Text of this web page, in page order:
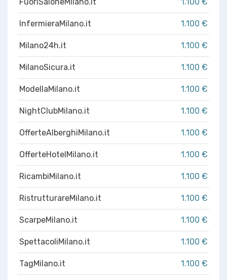
InfermieraMilano.it 1.100 €
Milano24h.it 1.100 €
MilanoSicura.it 1.100 €
ModellaMilano.it 1.100 €
NightClubMilano.it 1.100 €
OfferteAlberghiMilano.it 1.100 €
OfferteHotelMilano.it 1.100 €
RicambiMilano.it 1.100 €
RistrutturareMilano.it 1.100 €
ScarpeMilano.it 1.100 €
SpettacoliMilano.it 1.100 €
TagMilano.it 1.100 €